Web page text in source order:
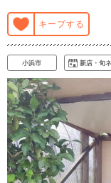
キープする
小浜市 新店・旬